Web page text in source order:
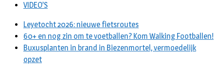
VIDEO’S
Leyetocht 2026: nieuwe fietsroutes
60+ en nog zin om te voetballen? Kom Walking Footballen!
Buxusplanten in brand in Biezenmortel, vermoedelijk
opzet